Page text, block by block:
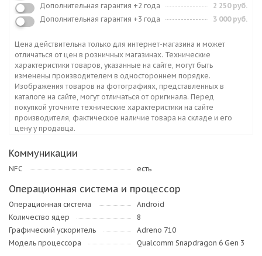
Дополнительная гарантия +2 года
2 250 руб.
Дополнительная гарантия +3 года
3 000 руб.
Цена действительна только для интернет-магазина и может
отличаться от цен в розничных магазинах. Технические
характеристики товаров, указанные на сайте, могут быть
изменены производителем в одностороннем порядке.
Изображения товаров на фотографиях, представленных в
каталоге на сайте, могут отличаться от оригинала. Перед
покупкой уточните технические характеристики на сайте
производителя, фактическое наличие товара на складе и его
цену у продавца.
Коммуникации
NFC есть
Операционная система и процессор
Операционная система
Android
Количество ядер
8
Графический ускоритель
Adreno 710
Модель процессора
Qualcomm Snapdragon 6 Gen 3